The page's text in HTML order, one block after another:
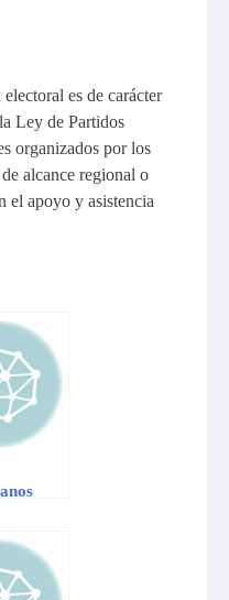
es de carácter
Ley de Partidos
organizados por los
alcance regional o
el apoyo y asistencia